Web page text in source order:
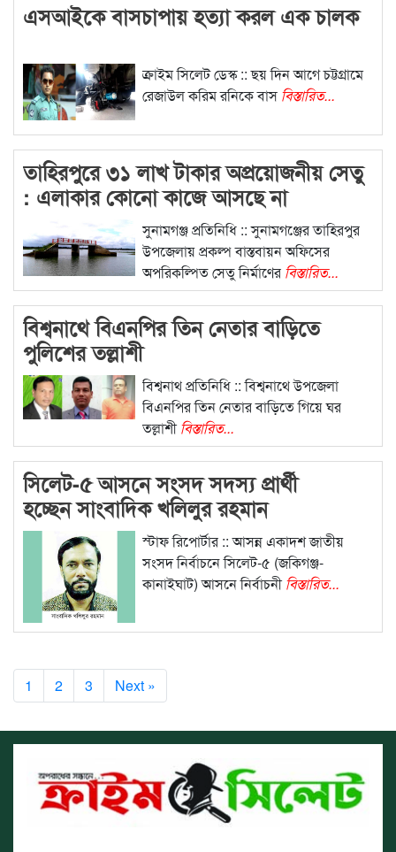
এসআইকে বাসচাপায় হত্যা করল এক চালক
ক্রাইম সিলেট ডেস্ক :: ছয় দিন আগে চট্টগ্রামে
রেজাউল করিম রনিকে বাস বিস্তারিত...
তাহিরপুরে ৩১ লাখ টাকার অপ্রয়োজনীয় সেতু
: এলাকার কোনো কাজে আসছে না
সুনামগঞ্জ প্রতিনিধি :: সুনামগঞ্জের তাহিরপুর
উপজেলায় প্রকল্প বাস্তবায়ন অফিসের
অপরিকল্পিত সেতু নির্মাণের বিস্তারিত...
বিশ্বনাথে বিএনপির তিন নেতার বাড়িতে
পুলিশের তল্লাশী
বিশ্বনাথ প্রতিনিধি :: বিশ্বনাথে উপজেলা
বিএনপির তিন নেতার বাড়িতে গিয়ে ঘর
তল্লাশীবিস্তারিত...
সিলেট-৫ আসনে সংসদ সদস্য প্রার্থী
হচ্ছেন সাংবাদিক খলিলুর রহমান
স্টাফ রিপোর্টার :: আসন্ন একাদশ জাতীয়
সংসদ নির্বাচনে সিলেট-৫ (জকিগঞ্জ-
কানাইঘাট) আসনে নির্বাচনীবিস্তারিত...
1 2 3 Next »